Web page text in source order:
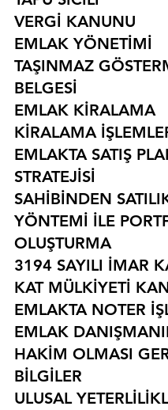
VERGİ KANUNU
EMLAK YÖNETİMİ
TAŞINMAZ
BELGESİ
EMLAK KİRALAMA
KİRALAMA
EMLAKTA SATIŞ
STRATEJİSİ
SAHİBİNDEN
YÖNTEMİ İLE
OLUŞTURMA
3194 SAYILI İMAR
KAT MÜLKİYETİ
EMLAKTA NOTER
EMLAK
HAKİM OLMASI
BİLGİLER
ULUSAL